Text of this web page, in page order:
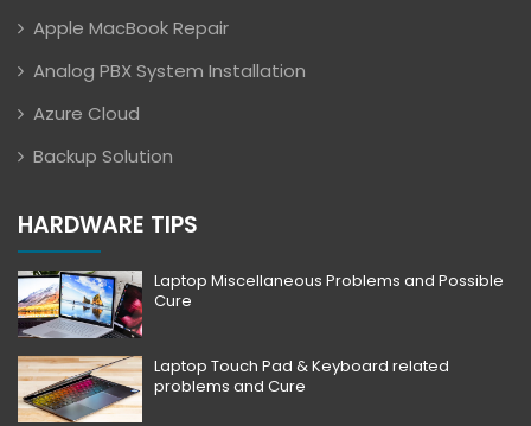
Apple MacBook Repair
Analog PBX System Installation
Azure Cloud
Backup Solution
HARDWARE TIPS
Laptop Miscellaneous Problems and Possible
Cure
Laptop Touch Pad & Keyboard related
problems and Cure